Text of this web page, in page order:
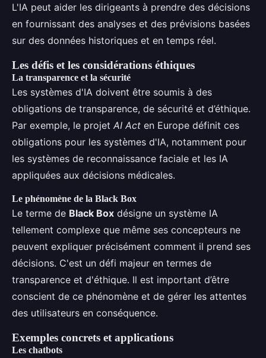
L'IA peut aider les dirigeants à prendre des décisions
en fournissant des analyses et des prévisions basées
sur des données historiques et en temps réel.
Les défis et les considérations éthiques
La transparence et la sécurité
Les systèmes d'IA doivent être soumis à des
obligations de transparence, de sécurité et d’éthique.
Par exemple, le projet AI Act en Europe définit ces
obligations pour les systèmes d'IA, notamment pour
les systèmes de reconnaissance faciale et les IA
appliquées aux décisions médicales.
Le phénomène de la Black Box
Le terme de Black Box désigne un système IA
tellement complexe que même ses concepteurs ne
peuvent expliquer précisément comment il prend ses
décisions. C'est un défi majeur en termes de
transparence et d'éthique. Il est important d’être
conscient de ce phénomène et de gérer les attentes
des utilisateurs en conséquence.
Exemples concrets et applications
Les chatbots